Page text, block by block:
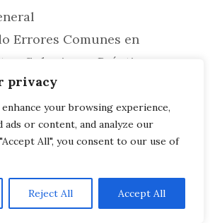
privacy
your browsing experience,
ads or content, and analyze our
All", you consent to our use of
Reject All Accept All
Errores Comunes en
Soluciones Prácticas para
en el Contexto de la
DE PRIVACIDAD, COOKIES